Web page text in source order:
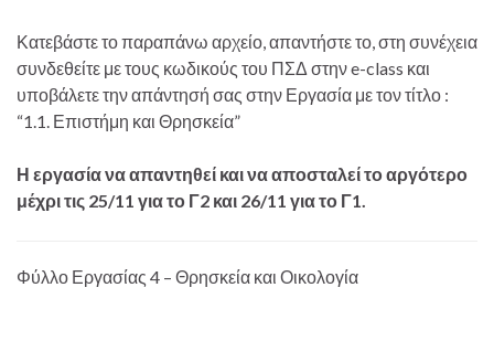
Κατεβάστε το παραπάνω αρχείο, απαντήστε το, στη συνέχεια
συνδεθείτε με τους κωδικούς του ΠΣΔ στην e-class και
υποβάλετε την απάντησή σας στην Εργασία με τον τίτλο :
“1.1. Επιστήμη και Θρησκεία”
Η εργασία να απαντηθεί και να αποσταλεί το αργότερο
μέχρι τις 25/11 για το Γ2 και 26/11 για το Γ1.
Φύλλο Εργασίας 4 – Θρησκεία και Οικολογία